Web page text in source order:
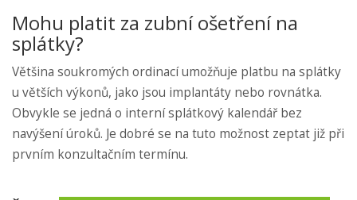
Mohu platit za zubní ošetření na
splátky?
Většina soukromých ordinací umožňuje platbu na splátky
u větších výkonů, jako jsou implantáty nebo rovnátka.
Obvykle se jedná o interní splátkový kalendář bez
navýšení úroků. Je dobré se na tuto možnost zeptat již při
prvním konzultačním termínu.